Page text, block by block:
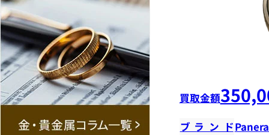
買取金額
ブランド